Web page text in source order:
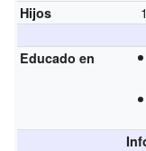
Hijos 1
Educado en